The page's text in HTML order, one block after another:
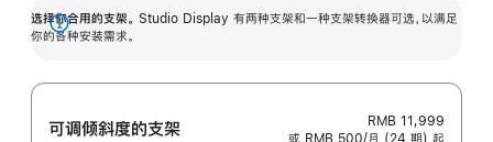
选择你合用的支架。 Studio Display 有两种支架和一种支架转换器可选，以满足
你的各种安装需求。
展
可调倾斜度的支架
RMB 11,999
或 RMB 500/月 (24 期) 起